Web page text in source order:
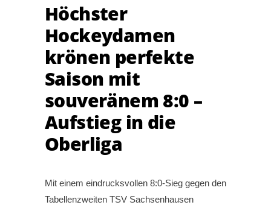
Höchster
Hockeydamen
krönen perfekte
Saison mit
souveränem 8:0 –
Aufstieg in die
Oberliga
Mit einem eindrucksvollen 8:0-Sieg gegen den
Tabellenzweiten TSV Sachsenhausen